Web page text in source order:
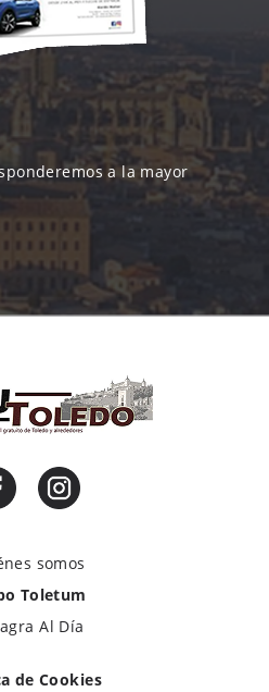
a la mayor
somos
Toletum
Al Día
de Cookies